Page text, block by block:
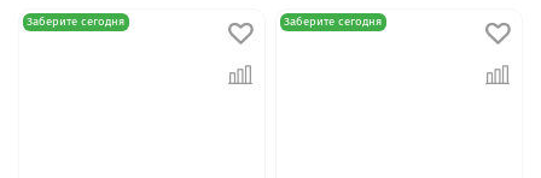
Заберите сегодня Заберите сегодня